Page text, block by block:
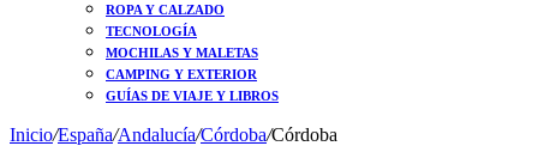
ROPA Y CALZADO
TECNOLOGÍA
MOCHILAS Y MALETAS
CAMPING Y EXTERIOR
GUÍAS DE VIAJE Y LIBROS
Inicio/España/Andalucía/Córdoba/Córdoba